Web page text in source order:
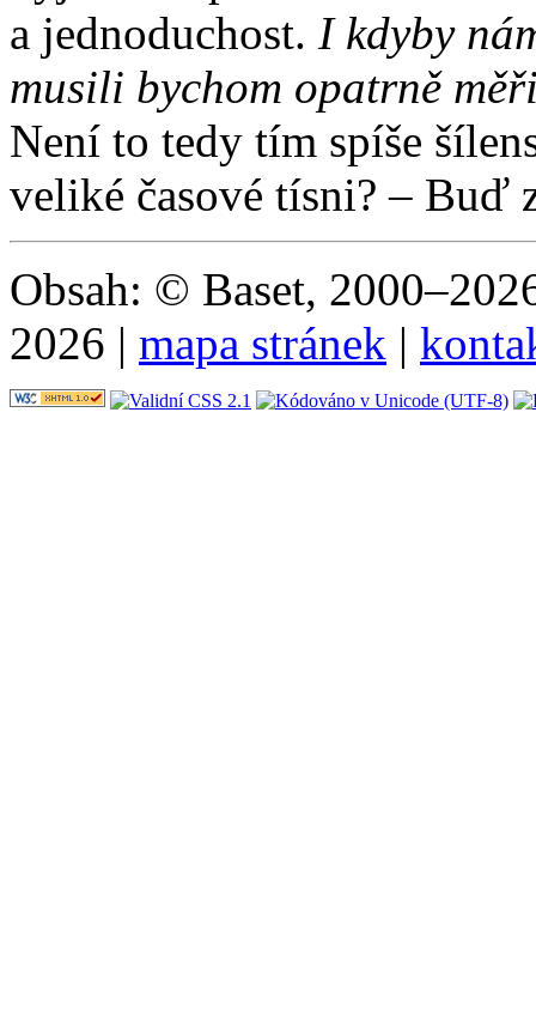
a jednoduchost. I kdyby
musili bychom opatrně
Není to tedy tím spíše
veliké časové tísni? – Buď
Obsah: © Baset,
2026 | mapa stránek |